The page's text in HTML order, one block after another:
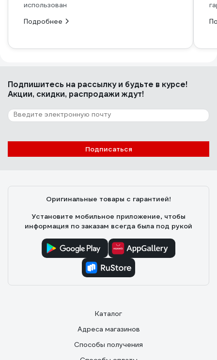
использован
Подробнее
Подпишитесь на рассылкуи будьте в курсе!
Акции, скидки, распродажи ждут!
Подписаться
Оригинальные товары с гарантией!
Установите мобильное приложение, чтобы
информация по заказам всегда была под рукой
Каталог
Адреса магазинов
Способы получения